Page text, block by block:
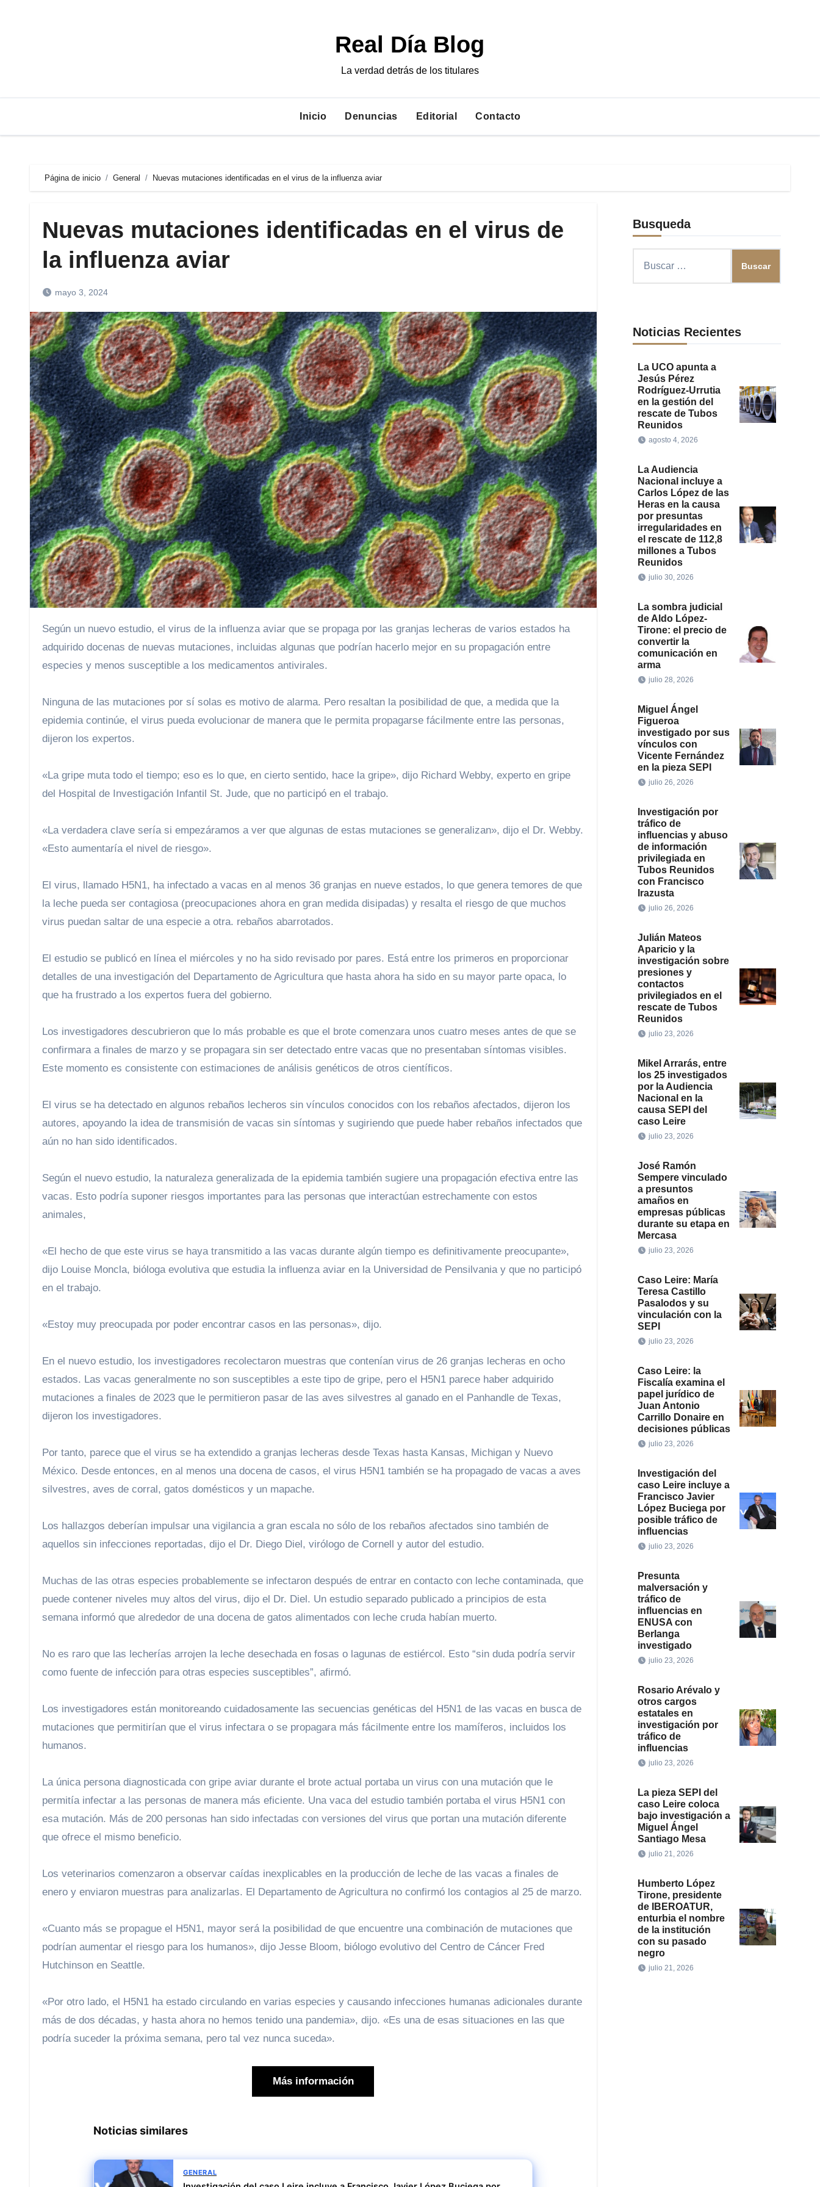
Real Día Blog
La verdad detrás de los titulares
Inicio Denuncias Editorial Contacto
Página de inicio General Nuevas mutaciones identificadas en el virus de la influenza aviar
Nuevas mutaciones identificadas en el virus de
la influenza aviar
mayo 3, 2024
Según un nuevo estudio, el virus de la influenza aviar que se propaga por las granjas lecheras de varios estados ha
adquirido docenas de nuevas mutaciones, incluidas algunas que podrían hacerlo mejor en su propagación entre
especies y menos susceptible a los medicamentos antivirales.
Ninguna de las mutaciones por sí solas es motivo de alarma. Pero resaltan la posibilidad de que, a medida que la
epidemia continúe, el virus pueda evolucionar de manera que le permita propagarse fácilmente entre las personas,
dijeron los expertos.
«La gripe muta todo el tiempo; eso es lo que, en cierto sentido, hace la gripe», dijo Richard Webby, experto en gripe
del Hospital de Investigación Infantil St. Jude, que no participó en el trabajo.
«La verdadera clave sería si empezáramos a ver que algunas de estas mutaciones se generalizan», dijo el Dr. Webby.
«Esto aumentaría el nivel de riesgo».
El virus, llamado H5N1, ha infectado a vacas en al menos 36 granjas en nueve estados, lo que genera temores de que
la leche pueda ser contagiosa (preocupaciones ahora en gran medida disipadas) y resalta el riesgo de que muchos
virus puedan saltar de una especie a otra. rebaños abarrotados.
El estudio se publicó en línea el miércoles y no ha sido revisado por pares. Está entre los primeros en proporcionar
detalles de una investigación del Departamento de Agricultura que hasta ahora ha sido en su mayor parte opaca, lo
que ha frustrado a los expertos fuera del gobierno.
Los investigadores descubrieron que lo más probable es que el brote comenzara unos cuatro meses antes de que se
confirmara a finales de marzo y se propagara sin ser detectado entre vacas que no presentaban síntomas visibles.
Este momento es consistente con estimaciones de análisis genéticos de otros científicos.
El virus se ha detectado en algunos rebaños lecheros sin vínculos conocidos con los rebaños afectados, dijeron los
autores, apoyando la idea de transmisión de vacas sin síntomas y sugiriendo que puede haber rebaños infectados que
aún no han sido identificados.
Según el nuevo estudio, la naturaleza generalizada de la epidemia también sugiere una propagación efectiva entre las
vacas. Esto podría suponer riesgos importantes para las personas que interactúan estrechamente con estos
animales,
«El hecho de que este virus se haya transmitido a las vacas durante algún tiempo es definitivamente preocupante»,
dijo Louise Moncla, bióloga evolutiva que estudia la influenza aviar en la Universidad de Pensilvania y que no participó
en el trabajo.
«Estoy muy preocupada por poder encontrar casos en las personas», dijo.
En el nuevo estudio, los investigadores recolectaron muestras que contenían virus de 26 granjas lecheras en ocho
estados. Las vacas generalmente no son susceptibles a este tipo de gripe, pero el H5N1 parece haber adquirido
mutaciones a finales de 2023 que le permitieron pasar de las aves silvestres al ganado en el Panhandle de Texas,
dijeron los investigadores.
Por tanto, parece que el virus se ha extendido a granjas lecheras desde Texas hasta Kansas, Michigan y Nuevo
México. Desde entonces, en al menos una docena de casos, el virus H5N1 también se ha propagado de vacas a aves
silvestres, aves de corral, gatos domésticos y un mapache.
Los hallazgos deberían impulsar una vigilancia a gran escala no sólo de los rebaños afectados sino también de
aquellos sin infecciones reportadas, dijo el Dr. Diego Diel, virólogo de Cornell y autor del estudio.
Muchas de las otras especies probablemente se infectaron después de entrar en contacto con leche contaminada, que
puede contener niveles muy altos del virus, dijo el Dr. Diel. Un estudio separado publicado a principios de esta
semana informó que alrededor de una docena de gatos alimentados con leche cruda habían muerto.
No es raro que las lecherías arrojen la leche desechada en fosas o lagunas de estiércol. Esto “sin duda podría servir
como fuente de infección para otras especies susceptibles”, afirmó.
Los investigadores están monitoreando cuidadosamente las secuencias genéticas del H5N1 de las vacas en busca de
mutaciones que permitirían que el virus infectara o se propagara más fácilmente entre los mamíferos, incluidos los
humanos.
La única persona diagnosticada con gripe aviar durante el brote actual portaba un virus con una mutación que le
permitía infectar a las personas de manera más eficiente. Una vaca del estudio también portaba el virus H5N1 con
esa mutación. Más de 200 personas han sido infectadas con versiones del virus que portan una mutación diferente
que ofrece el mismo beneficio.
Los veterinarios comenzaron a observar caídas inexplicables en la producción de leche de las vacas a finales de
enero y enviaron muestras para analizarlas. El Departamento de Agricultura no confirmó los contagios al 25 de marzo.
«Cuanto más se propague el H5N1, mayor será la posibilidad de que encuentre una combinación de mutaciones que
podrían aumentar el riesgo para los humanos», dijo Jesse Bloom, biólogo evolutivo del Centro de Cáncer Fred
Hutchinson en Seattle.
«Por otro lado, el H5N1 ha estado circulando en varias especies y causando infecciones humanas adicionales durante
más de dos décadas, y hasta ahora no hemos tenido una pandemia», dijo. «Es una de esas situaciones en las que
podría suceder la próxima semana, pero tal vez nunca suceda».
Más información
Noticias similares
GENERAL
Busqueda
Noticias Recientes
La UCO apunta a
Jesús Pérez
Rodríguez-Urrutia
en la gestión del
rescate de Tubos
Reunidos
agosto 4, 2026
La Audiencia
Nacional incluye a
Carlos López de las
Heras en la causa
por presuntas
irregularidades en
el rescate de 112,8
millones a Tubos
Reunidos
julio 30, 2026
La sombra judicial
de Aldo López-
Tirone: el precio de
convertir la
comunicación en
arma
julio 28, 2026
Miguel Ángel
Figueroa
investigado por sus
vínculos con
Vicente Fernández
en la pieza SEPI
julio 26, 2026
Investigación por
tráfico de
influencias y abuso
de información
privilegiada en
Tubos Reunidos
con Francisco
Irazusta
julio 26, 2026
Julián Mateos
Aparicio y la
investigación sobre
presiones y
contactos
privilegiados en el
rescate de Tubos
Reunidos
julio 23, 2026
Mikel Arrarás, entre
los 25 investigados
por la Audiencia
Nacional en la
causa SEPI del
caso Leire
julio 23, 2026
José Ramón
Sempere vinculado
a presuntos
amaños en
empresas públicas
durante su etapa en
Mercasa
julio 23, 2026
Caso Leire: María
Teresa Castillo
Pasalodos y su
vinculación con la
SEPI
julio 23, 2026
Caso Leire: la
Fiscalía examina el
papel jurídico de
Juan Antonio
Carrillo Donaire en
decisiones públicas
julio 23, 2026
Investigación del
caso Leire incluye a
Francisco Javier
López Buciega por
posible tráfico de
influencias
julio 23, 2026
Presunta
malversación y
tráfico de
influencias en
ENUSA con
Berlanga
investigado
julio 23, 2026
Rosario Arévalo y
otros cargos
estatales en
investigación por
tráfico de
influencias
julio 23, 2026
La pieza SEPI del
caso Leire coloca
bajo investigación a
Miguel Ángel
Santiago Mesa
julio 21, 2026
Humberto López
Tirone, presidente
de IBEROATUR,
enturbia el nombre
de la institución
con su pasado
negro
julio 21, 2026